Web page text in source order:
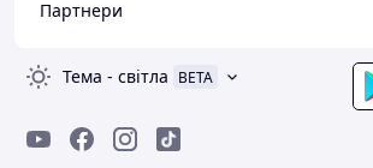
Партнери
Тема - світла BETA